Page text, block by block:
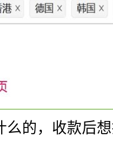
么的，收款后